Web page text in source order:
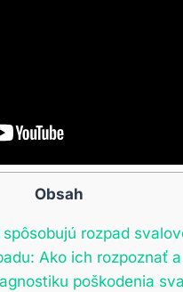
Obsah
rozpad
Ako ich rozpoznať
poškodenia